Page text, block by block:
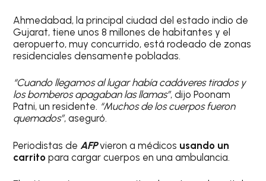
Ahmedabad, la principal ciudad del estado indio de
Gujarat, tiene unos 8 millones de habitantes y el
aeropuerto, muy concurrido, está rodeado de zonas
residenciales densamente pobladas.
“Cuando llegamos al lugar había cadáveres tirados y
los bomberos apagaban las llamas”, dijo Poonam
Patni, un residente. “Muchos de los cuerpos fueron
quemados”, aseguró.
Periodistas de AFPvieron a médicos usando un
carrito para cargar cuerpos en una ambulancia.